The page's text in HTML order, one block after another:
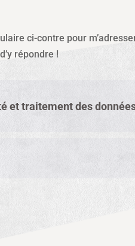
ci-contre pour
répondre !
et traitement des